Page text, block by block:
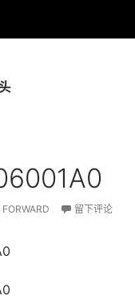
FORWARD 留下评论